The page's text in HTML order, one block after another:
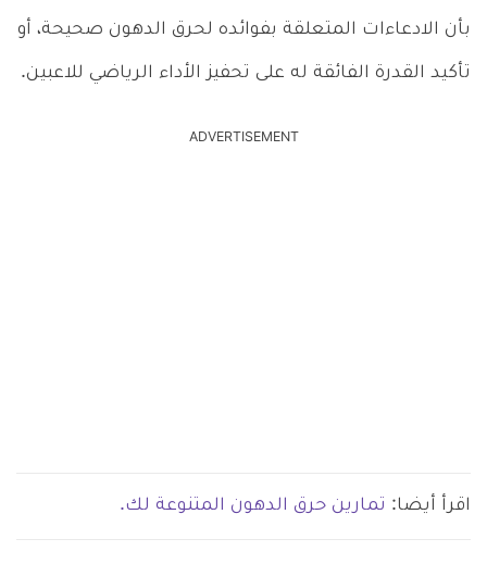
بأن الادعاءات المتعلقة بفوائده لحرق الدهون صحيحة، أو
تأكيد القدرة الفائقة له على تحفيز الأداء الرياضي للاعبين.
ADVERTISEMENT
اقرأ أيضا: تمارين حرق الدهون المتنوعة لك.